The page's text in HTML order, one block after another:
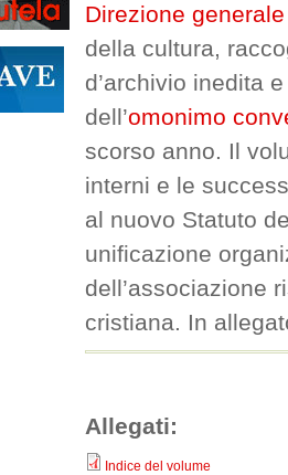
Direzione
della cultura,
d’archivio inedita
dell’omonimo
scorso anno. Il
interni e le
al nuovo Statuto
unificazione
dell’associazione
cristiana. In
Allegati:
Indice del volume